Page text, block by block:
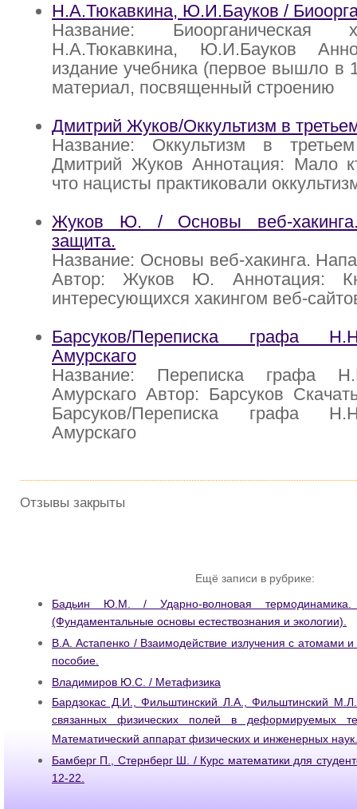
Н.А.Тюкавкина, Ю.И.Бауков /
Название: Биоорганическая
Н.А.Тюкавкина, Ю.И.Бауков
издание учебника (первое вышло в
материал, посвященный строению
Дмитрий Жуков/Оккультизм в
Название: Оккультизм в
Дмитрий Жуков Аннотация: Мало
что нацисты практиковали
Жуков Ю. / Основы веб-
защита.
Название: Основы веб-хакинга.
Автор: Жуков Ю. Аннотация:
интересующихся хакингом веб-
Барсуков/Переписка графа
Амурскаго
Название: Переписка графа
Амурскаго Автор: Барсуков
Барсуков/Переписка графа
Амурскаго
Отзывы закрыты
Ещё записи в рубрике:
Бадьин Ю.М. / Ударно-волновая термодинамика.
(Фундаментальные основы естествознания и экологии).
В.А. Астапенко / Взаимодействие излучения с атомами
пособие.
Владимиров Ю.С. / Метафизика
Бардзокас Д.И., Фильштинский Л.А., Фильштинский
связанных физических полей в
Математический аппарат физических и инженерных наук.
Бамберг П., Стернберг Ш. / Курс математики для
12-22.